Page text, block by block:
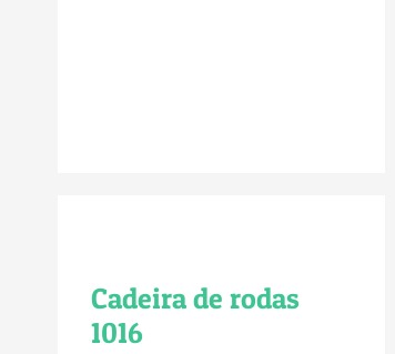
Cadeira de rodas
1016